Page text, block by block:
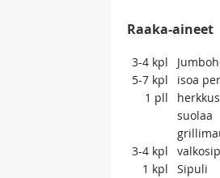
Raaka-aineet
3-4 kpl
5-7 kpl
isoa
1 pll
suolaa
3-4 kpl
1 kpl
Sipuli